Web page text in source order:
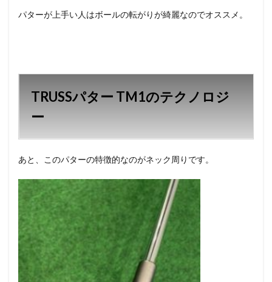
パターが上手い人はボールの転がりが綺麗なのでオススメ。
TRUSSパター TM1のテクノロジ
ー
あと、このパターの特徴的なのがネック周りです。